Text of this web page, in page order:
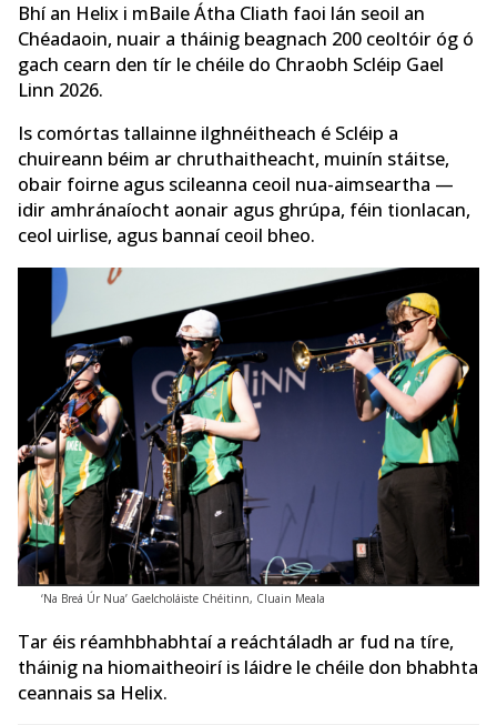
Bhí an Helix i mBaile Átha Cliath faoi lán seoil an
Chéadaoin, nuair a tháinig beagnach 200 ceoltóir óg ó
gach cearn den tír le chéile do Chraobh Scléip Gael
Linn 2026.
Is comórtas tallainne ilghnéitheach é Scléip a
chuireann béim ar chruthaitheacht, muinín stáitse,
obair foirne agus scileanna ceoil nua-aimseartha —
idir amhránaíocht aonair agus ghrúpa, féin tionlacan,
ceol uirlise, agus bannaí ceoil bheo.
‘Na Breá Úr Nua’ Gaelcholáiste Chéitinn, Cluain Meala
Tar éis réamhbhabhtaí a reáchtáladh ar fud na tíre,
tháinig na hiomaitheoirí is láidre le chéile don bhabhta
ceannais sa Helix.